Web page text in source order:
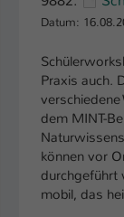
Datum:
Praxis auch.
dem MINT-
können vor
durchgeführt
mobil, das
Name
Anbieter